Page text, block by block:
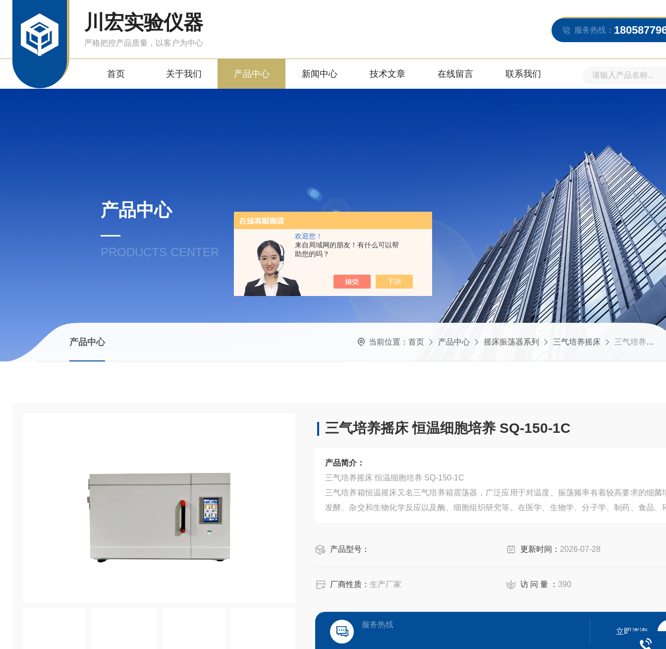
欢迎您！
来自局域网的朋友！有什么可以帮
助您的吗？
川宏实验仪器
严格把控产品质量，以客户为中心
服务热线：
首页 关于我们 产品中心 新闻中心 技术文章 在线留言 联系我们
产品中心
PRODUCTS CENTER
产品中心 当前位置： 首页 产品中心 摇床振荡器系列 三气培养摇床 三气培养摇床 恒温细胞培养 SQ-150-1C
三气培养摇床 恒温细胞培养 SQ-150-1C
产品简介：
三气培养摇床 恒温细胞培养 SQ-150-1C
三气培养箱恒温摇床又名三气培养箱震荡器，广泛应用于对温度、振荡频率有着较高要求的细菌
发酵、杂交和生物化学反应以及酶、细胞组织研究等。在医学、生物学、分子学、制药、食品、
产品型号： 更新时间： 2026-07-28
厂商性质： 生产厂家 访 问 量 ：390
服务热线
立即咨询